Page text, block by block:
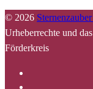
© 2026
Urheberrechte und
Förderkreis